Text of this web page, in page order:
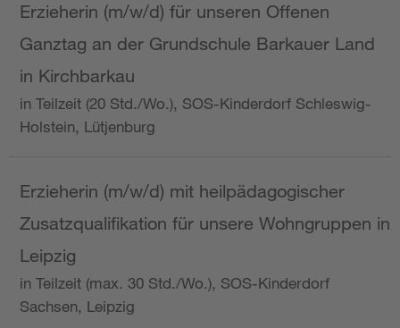
Erzieherin (m/w/d) für unseren Offenen
Ganztag an der Grundschule Barkauer Land
in Kirchbarkau
in Teilzeit (20 Std./Wo.), SOS-Kinderdorf Schleswig-
Holstein, Lütjenburg
Erzieherin (m/w/d) mit heilpädagogischer
Zusatzqualifikation für unsere Wohngruppen in
Leipzig
in Teilzeit (max. 30 Std./Wo.), SOS-Kinderdorf
Sachsen, Leipzig